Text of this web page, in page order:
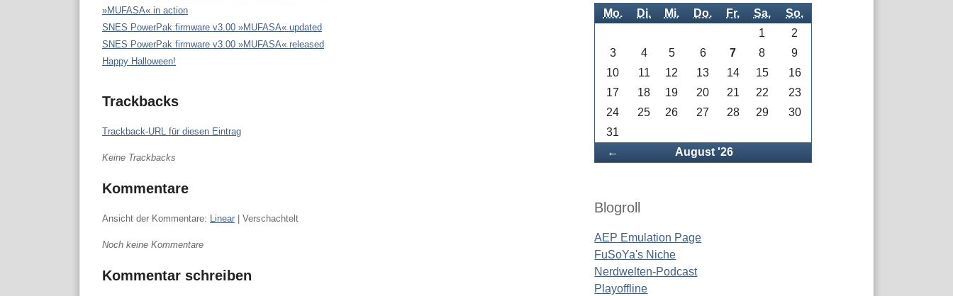
»MUFASA« in action
SNES PowerPak firmware v3.00 »MUFASA« updated
SNES PowerPak firmware v3.00 »MUFASA« released
Happy Halloween!
Trackbacks
Trackback-URL für diesen Eintrag
Keine Trackbacks
Kommentare
Ansicht der Kommentare: Linear | Verschachtelt
Noch keine Kommentare
Kommentar schreiben
Mo. Di. Mi. Do. Fr. Sa. So.
← August '26
1
2
3
4 5 6 7 8
9
10
11 12 13 14 15
16
17
18 19 20 21 22
23
24
25 26 27 28 29
30
31
Blogroll
AEP Emulation Page
FuSoYa's Niche
Nerdwelten-Podcast
Playoffline